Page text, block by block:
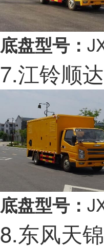
底盘型号：
7.江铃顺
底盘型号：
8.东风天